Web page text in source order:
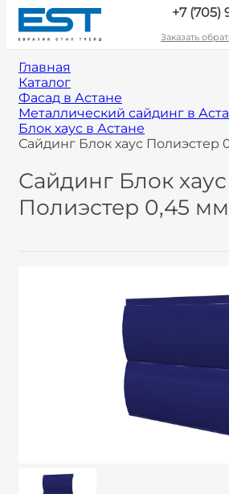
+7 (705)
Заказать
Главная
Каталог
Фасад в Астане
Металлический сайдинг в
Блок хаус в Астане
Сайдинг Блок хаус Полиэстер
Сайдинг Блок хаус
Полиэстер 0,45